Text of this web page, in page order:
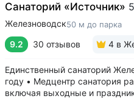
Санаторий «Источник» 5
Железноводск50 м до парка
9.2 30 отзывов 4 в
Единственный санаторий
году • Медцентр санатория
включая выходные и